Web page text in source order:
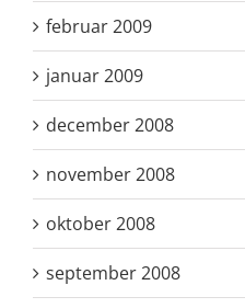
februar 2009
januar 2009
december 2008
november 2008
oktober 2008
september 2008